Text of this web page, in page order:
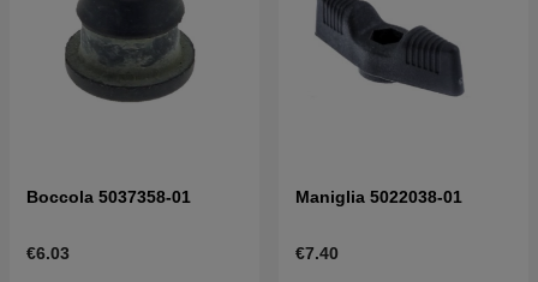
Boccola 5037358-01
€6.03
Maniglia 5022038-01
€7.40